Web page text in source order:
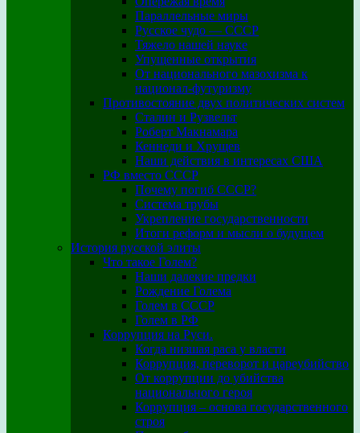
Параллельные миры
Русское чудо — СССР
Тяжело нашей науке
Упущенные открытия
От национального мазохизма к
национал-футуризму
Противостояние двух политических систем
Сталин и Рузвельт
Роберт Макнамара
Кеннеди и Хрущев
Наши действия в интересах США
РФ вместо СССР
Почему погиб СССР?
Система трубы
Укрепление государственности
Итоги реформ и мысли о будущем
История русской элиты
Что такое Голем?
Наши далекие предки
Рождение Голема
Голем в СССР
Голем в РФ
Коррупция на Руси.
Когда низшая раса у власти
Коррупция, переворот и цареубийство
От коррупции до убийства
национального героя
Коррупция – основа государственного
строя